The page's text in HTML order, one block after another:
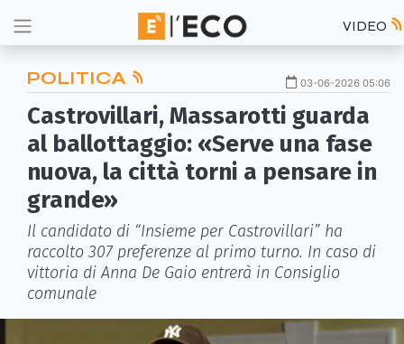
VIDEO
POLITICA 03-06-2026 05:06
Castrovillari, Massarotti guarda
al ballottaggio: «Serve una fase
nuova, la città torni a pensare in
grande»
Il candidato di “Insieme per Castrovillari” ha
raccolto 307 preferenze al primo turno. In caso di
vittoria di Anna De Gaio entrerà in Consiglio
comunale